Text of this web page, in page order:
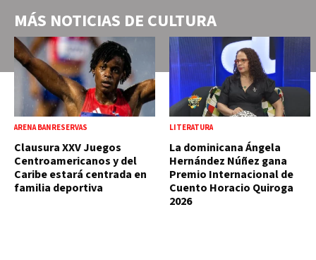
MÁS NOTICIAS DE CULTURA
ARENA BANRESERVAS
Clausura XXV Juegos
Centroamericanos y del
Caribe estará centrada en
familia deportiva
LITERATURA
La dominicana Ángela
Hernández Núñez gana
Premio Internacional de
Cuento Horacio Quiroga
2026